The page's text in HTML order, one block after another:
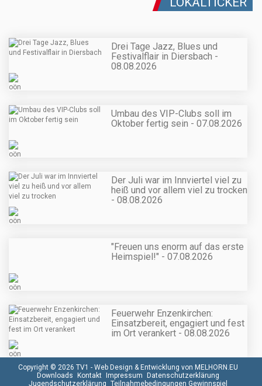
Drei Tage Jazz, Blues und
Festivalflair in Diersbach -
08.08.2026
Umbau des VIP-Clubs soll im
Oktober fertig sein - 07.08.2026
Der Juli war im Innviertel viel zu
heiß und vor allem viel zu trocken
- 08.08.2026
"Freuen uns enorm auf das erste
Heimspiel!" - 07.08.2026
Feuerwehr Enzenkirchen:
Einsatzbereit, engagiert und fest
im Ort verankert - 08.08.2026
Copyright © 2026 TV1 - Web Design & Entwicklung von MELHORN.EU
Downloads
Kontakt Impressum
Datenschutzerklärung
Jugendschutzerklärung Teilnahmebedingungen Gewinnspiel